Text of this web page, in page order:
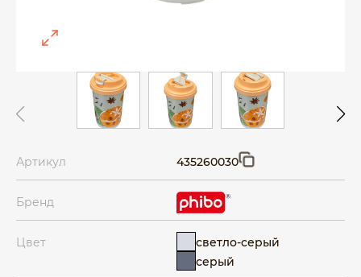
Артикул 435260030
Бренд
Цвет
светло-серый
серый